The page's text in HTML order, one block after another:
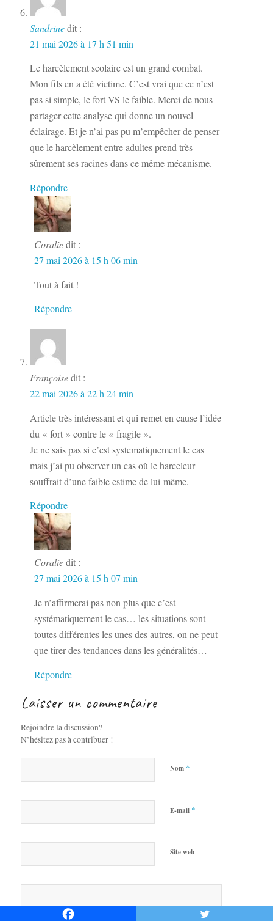
Sandrine dit :
21 mai 2026 à 17 h 51 min
Le harcèlement scolaire est un grand combat.
Mon fils en a été victime. C’est vrai que ce n’est
pas si simple, le fort VS le faible. Merci de nous
partager cette analyse qui donne un nouvel
éclairage. Et je n’ai pas pu m’empêcher de penser
que le harcèlement entre adultes prend très
sûrement ses racines dans ce même mécanisme.
Répondre
Coralie dit :
27 mai 2026 à 15 h 06 min
Tout à fait !
Répondre
Françoise dit :
22 mai 2026 à 22 h 24 min
Article très intéressant et qui remet en cause l’idée
du « fort » contre le « fragile ».
Je ne sais pas si c’est systematiquement le cas
mais j’ai pu observer un cas où le harceleur
souffrait d’une faible estime de lui-même.
Répondre
Coralie dit :
27 mai 2026 à 15 h 07 min
Je n’affirmerai pas non plus que c’est
systématiquement le cas… les situations sont
toutes différentes les unes des autres, on ne peut
que tirer des tendances dans les généralités…
Répondre
Laisser un commentaire
Rejoindre la discussion?
N’hésitez pas à contribuer !
Nom *
E-mail *
Site web